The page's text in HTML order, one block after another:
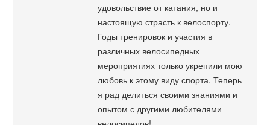
удовольствие от катания, но и
настоящую страсть к велоспорту.
Годы тренировок и участия в
различных велосипедных
мероприятиях только укрепили мою
любовь к этому виду спорта. Теперь
я рад делиться своими знаниями и
опытом с другими любителями